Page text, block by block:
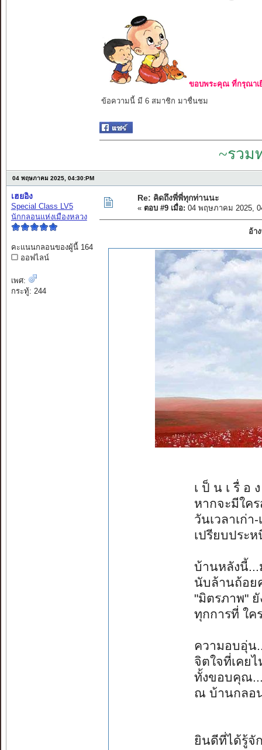
ขอบพระคุณ ที่กรุณาเ
ข้อความนี้ มี 6 สมาชิก มาชื่นชม
~รวม
04 พฤษภาคม 2025, 04:30:PM
เฮยอิง
Special Class LV5
นักกลอนแห่งเมืองหลวง
คะแนนกลอนของผู้นี้ 164
ออฟไลน์
เพศ:
กระทู้: 244
Re: คิดถึงพี่พี่ทุกท่านนะ
« ตอบ #9 เมื่อ: 04 พฤษภาคม 2025,
อ้า
เ ป็ น เ รื่ อ
หากจะมีใค
วันเวลาเก่า
เปรียบประ
บ้านหลังนี้
นับล้านถ้อย
"มิตรภาพ"
ทุกการที่ ใ
ความอบอุ่น
จิตใจที่เคย
ทั้งขอบคุณ
ณ บ้านกลอ
ยินดีที่ได้รู้จั